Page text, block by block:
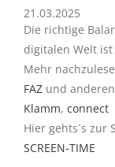
21.03.2025
Die richtige
digitalen Welt
Mehr
FAZ und
Klamm, connect
Hier gehts´s zur
SCREEN-TIME